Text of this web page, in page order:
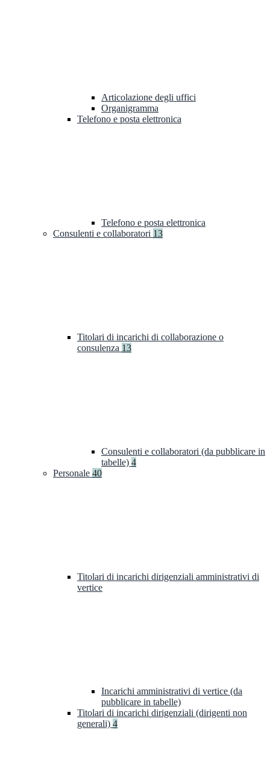
Articolazione degli uffici
Organigramma
Telefono e posta elettronica
Telefono e posta elettronica
Consulenti e collaboratori 13
Titolari di incarichi di collaborazione o
consulenza 13
Consulenti e collaboratori (da pubblicare in
tabelle) 4
Personale 40
Titolari di incarichi dirigenziali amministrativi di
vertice
Incarichi amministrativi di vertice (da
pubblicare in tabelle)
Titolari di incarichi dirigenziali (dirigenti non
generali) 4